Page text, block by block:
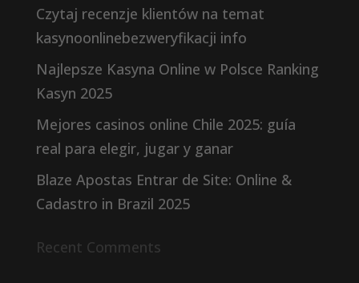
Czytaj recenzje klientów na temat
kasynoonlinebezweryfikacji info
Najlepsze Kasyna Online w Polsce Ranking
Kasyn 2025
Mejores casinos online Chile 2025: guía
real para elegir, jugar y ganar
Blaze Apostas Entrar de Site: Online &
Cadastro in Brazil 2025
Recent Comments